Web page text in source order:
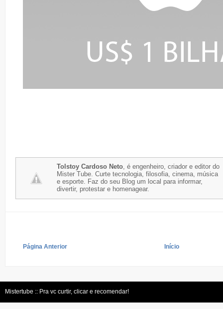
Tolstoy Cardoso Neto, é engenheiro, criador e editor do
Mister Tube. Curte tecnologia, filosofia, cinema, música
e esporte. Faz do seu Blog um local para informar,
divertir, protestar e homenagear.
Página Anterior Início
Mistertube :: Pra vc curtir, clicar e recomendar!